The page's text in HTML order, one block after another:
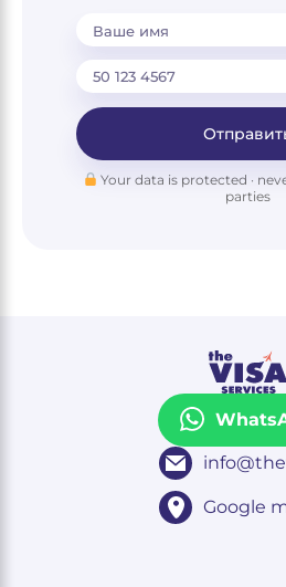
Ваше имя
Your data is protected ·
parties
Google